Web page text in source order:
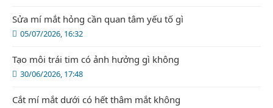
05/07/2026, 16:32
Sửa mí mắt hỏng cần quan tâm yếu tố gì
30/06/2026, 17:48
Tạo môi trái tim có ảnh hưởng gì không
Cắt mí mắt dưới có hết thâm mắt không